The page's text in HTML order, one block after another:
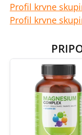
Profil krvne
Profil krvne